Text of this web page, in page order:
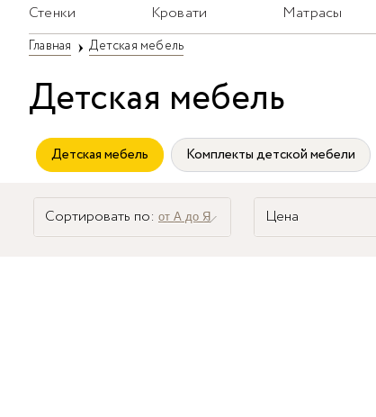
Стенки Кровати Матрасы
Главная Детская мебель
Детская мебель
Детская мебель Комплекты детской мебели
Сортировать по: от А до Я Цена